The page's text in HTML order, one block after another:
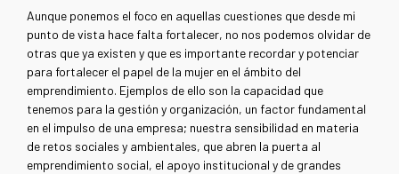
Aunque ponemos el foco en aquellas cuestiones que desde mi
punto de vista hace falta fortalecer, no nos podemos olvidar de
otras que ya existen y que es importante recordar y potenciar
para fortalecer el papel de la mujer en el ámbito del
emprendimiento. Ejemplos de ello son la capacidad que
tenemos para la gestión y organización, un factor fundamental
en el impulso de una empresa; nuestra sensibilidad en materia
de retos sociales y ambientales, que abren la puerta al
emprendimiento social, el apoyo institucional y de grandes